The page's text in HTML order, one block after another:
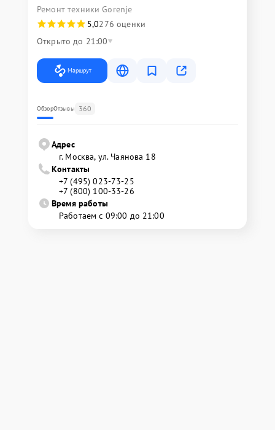
Ремонт техники Gorenje
5,0276 оценки
Открыто до 21:00
Маршрут
ОбзорОтзывы 360
Адрес
г. Москва, ул. Чаянова 18
Контакты
+7 (495) 023-73-25
+7 (800) 100-33-26
Время работы
Работаем с 09:00 до 21:00